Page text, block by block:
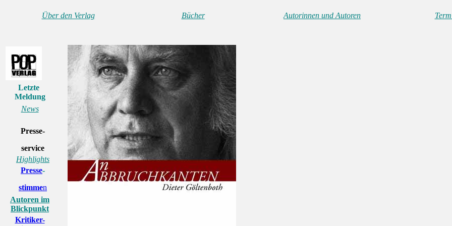
Über den Verlag Bücher Autorinnen und Autoren
Letzte
Meldung
News
Presse-
service
Highlights
Presse-
stimmen
Autoren im
Blickpunkt
Kritiker-